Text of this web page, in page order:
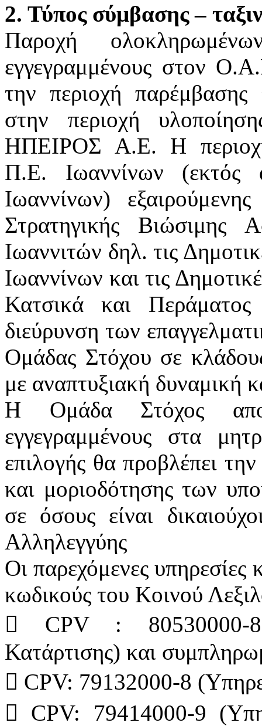
2. Τύπος σύμβασης –
Παροχή
εγγεγραμμένους στον
την περιοχή
στην περιοχή
ΗΠΕΙΡΟΣ Α.Ε. Η περιοχή
Π.Ε. Ιωαννίνων (εκτός
Ιωαννίνων)
Στρατηγικής Βιώσιμης
Ιωαννιτών δηλ. τις
Ιωαννίνων και τις
Κατσικά και
διεύρυνση των
Ομάδας Στόχου σε
με αναπτυξιακή δυναμική
Η Ομάδα Στόχος
εγγεγραμμένους στα
επιλογής θα προβλέπει
και μοριοδότησης των
σε όσους είναι
Αλληλεγγύης
Οι παρεχόμενες
κωδικούς του Κοινού
 CPV : 80530000-8
Κατάρτισης) και
 CPV: 79132000-8
 CPV: 79414000-9